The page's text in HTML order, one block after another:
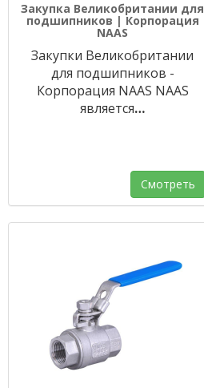
Закупка Великобритании для
подшипников | Корпорация
NAAS
Закупки Великобритании
для подшипников -
Корпорация NAAS NAAS
является…
Смотреть